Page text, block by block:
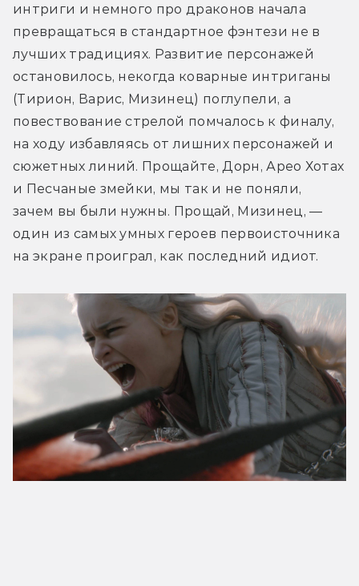
интриги и немного про драконов начала
превращаться в стандартное фэнтези не в
лучших традициях. Развитие персонажей
остановилось, некогда коварные интриганы
(Тирион, Варис, Мизинец) поглупели, а
повествование стрелой помчалось к финалу,
на ходу избавляясь от лишних персонажей и
сюжетных линий. Прощайте, Дорн, Арео Хотах
и Песчаные змейки, мы так и не поняли,
зачем вы были нужны. Прощай, Мизинец, —
один из самых умных героев первоисточника
на экране проиграл, как последний идиот.